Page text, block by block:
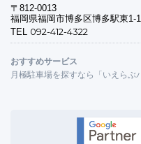
〒812-0013
福岡県福岡市博多区博多駅東1-
TEL 092-412-4322
おすすめサービス
月極駐車場を探すなら「いえらぶ